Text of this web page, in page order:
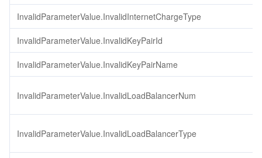
InvalidParameterValue.InvalidInternetChargeType
InvalidParameterValue.InvalidKeyPairId
InvalidParameterValue.InvalidKeyPairName
InvalidParameterValue.InvalidLoadBalancerNum
InvalidParameterValue.InvalidLoadBalancerType